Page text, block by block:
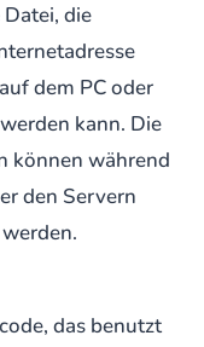
die
dem PC oder
kann. Die
können während
den Servern
das benutzt